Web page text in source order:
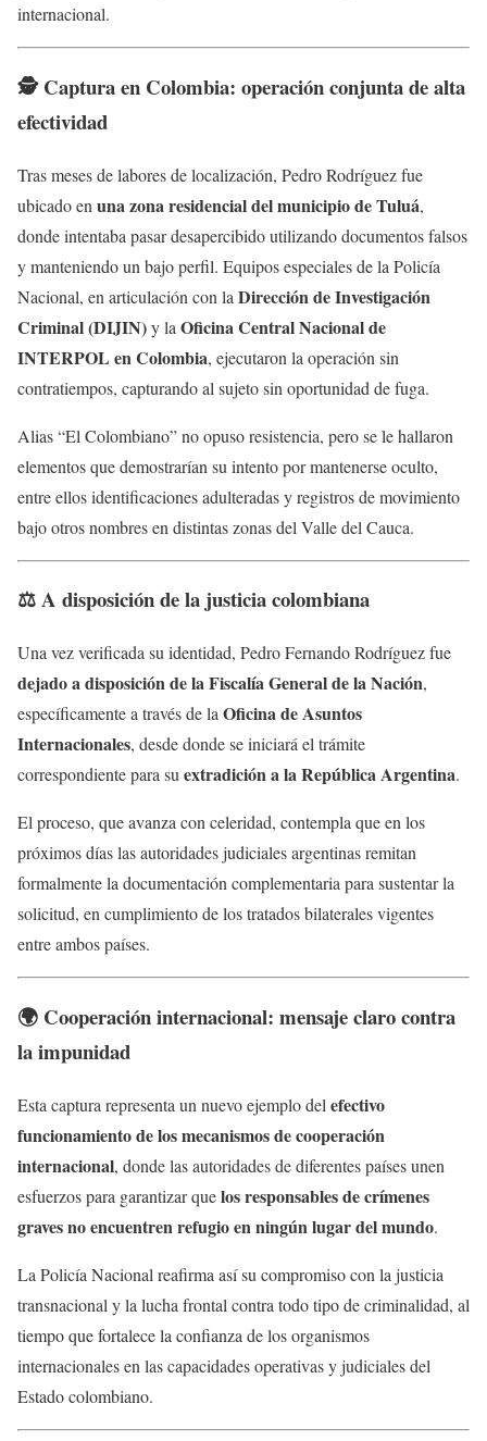
internacional.
🕵️ Captura en Colombia: operación conjunta de alta
efectividad
Tras meses de labores de localización, Pedro Rodríguez fue
ubicado en una zona residencial del municipio de Tuluá,
donde intentaba pasar desapercibido utilizando documentos falsos
y manteniendo un bajo perfil. Equipos especiales de la Policía
Nacional, en articulación con la Dirección de Investigación
Criminal (DIJIN)y la Oficina Central Nacional de
INTERPOL en Colombia, ejecutaron la operación sin
contratiempos, capturando al sujeto sin oportunidad de fuga.
Alias “El Colombiano” no opuso resistencia, pero se le hallaron
elementos que demostrarían su intento por mantenerse oculto,
entre ellos identificaciones adulteradas y registros de movimiento
bajo otros nombres en distintas zonas del Valle del Cauca.
⚖️ A disposición de la justicia colombiana
Una vez verificada su identidad, Pedro Fernando Rodríguez fue
dejado a disposición de la Fiscalía General de la Nación,
específicamente a través de la Oficina de Asuntos
Internacionales, desde donde se iniciará el trámite
correspondiente para su extradición a la República Argentina.
El proceso, que avanza con celeridad, contempla que en los
próximos días las autoridades judiciales argentinas remitan
formalmente la documentación complementaria para sustentar la
solicitud, en cumplimiento de los tratados bilaterales vigentes
entre ambos países.
🌍 Cooperación internacional: mensaje claro contra
la impunidad
Esta captura representa un nuevo ejemplo del efectivo
funcionamiento de los mecanismos de cooperación
internacional, donde las autoridades de diferentes países unen
esfuerzos para garantizar quelos responsables de crímenes
graves no encuentren refugio en ningún lugar del mundo.
La Policía Nacional reafirma así su compromiso con la justicia
transnacional y la lucha frontal contra todo tipo de criminalidad, al
tiempo que fortalece la confianza de los organismos
internacionales en las capacidades operativas y judiciales del
Estado colombiano.